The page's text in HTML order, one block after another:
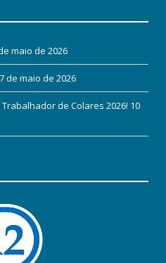
maio de 2026
7 de maio de 2026
de Colares 2026! 10